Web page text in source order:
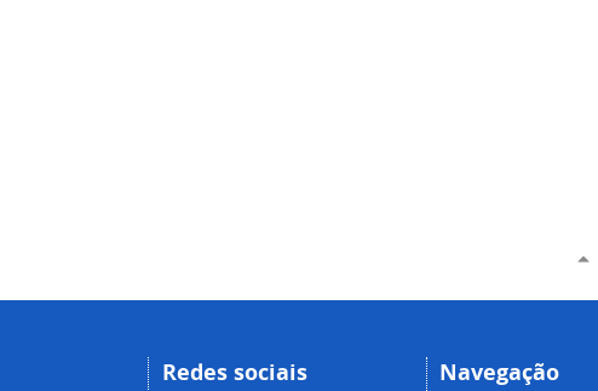
Redes sociais Navegação